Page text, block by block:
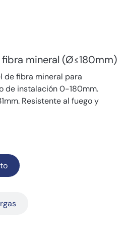
fibra mineral (Ø≤180mm)
de fibra mineral para
de instalación 0-180mm.
Resistente al fuego y